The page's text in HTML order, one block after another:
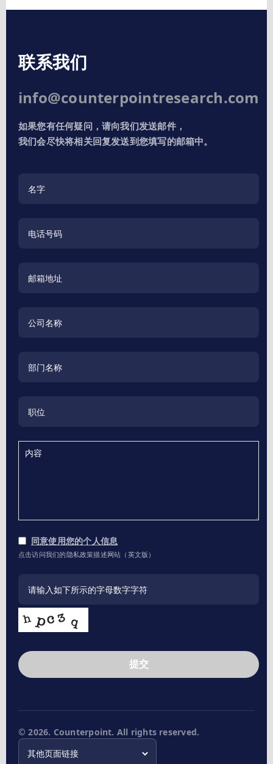
联系我们
info@counterpointresearch.com
如果您有任何疑问，请向我们发送邮件，
我们会尽快将相关回复发送到您填写的邮箱中。
同意使用您的个人信息
点击访问我们的隐私政策描述网站（英文版）
提交
blank
© 2026. Counterpoint. All rights reserved.